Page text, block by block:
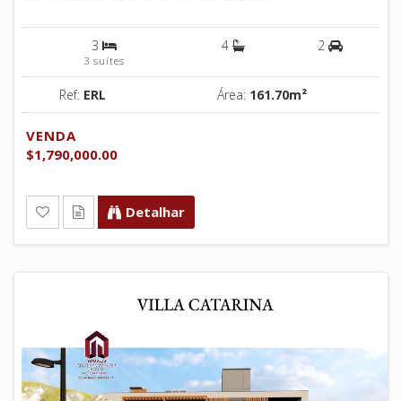
3
3 suítes
4 2
Ref: ERL Área: 161.70m²
VENDA
$1,790,000.00
Detalhar